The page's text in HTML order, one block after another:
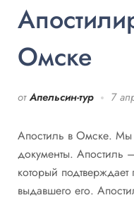
Омске
от Апельсин-тур 7
Апостиль в Омске. Мы
документы. Апостиль
который
выдавшего его.